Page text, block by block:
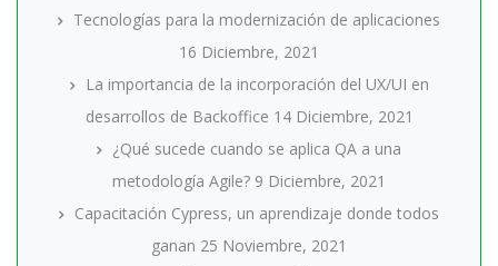
Tecnologías para la modernización de aplicaciones
16 Diciembre, 2021
La importancia de la incorporación del UX/UI en
desarrollos de Backoffice 14 Diciembre, 2021
¿Qué sucede cuando se aplica QA a una
metodología Agile? 9 Diciembre, 2021
Capacitación Cypress, un aprendizaje donde todos
ganan 25 Noviembre, 2021